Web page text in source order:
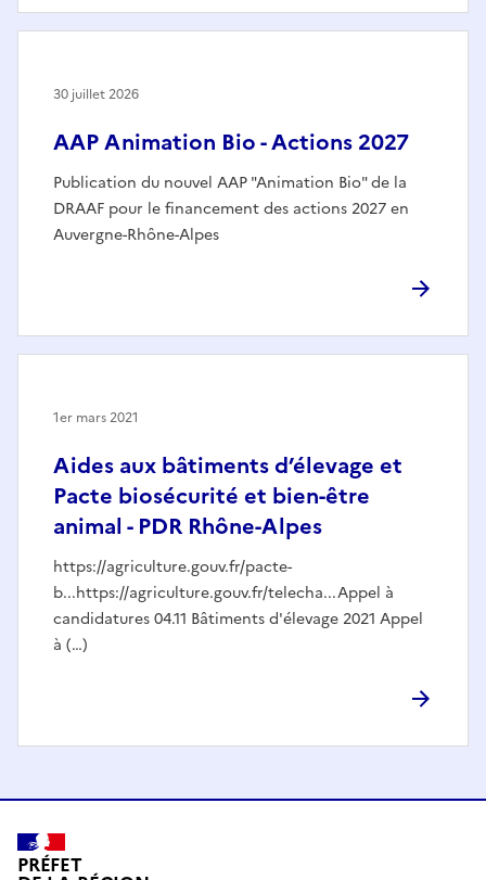
AAP Animation Bio - Actions 2027
Publication du nouvel AAP "Animation Bio" de la
DRAAF pour le financement des actions 2027 en
Auvergne-Rhône-Alpes
30 juillet 2026
Aides aux bâtiments d’élevage et
Pacte biosécurité et bien-être
animal - PDR Rhône-Alpes
https://agriculture.gouv.fr/pacte-
b...https://agriculture.gouv.fr/telecha...Appel à
candidatures 04.11 Bâtiments d'élevage 2021 Appel
à (…)
1er mars 2021
PRÉFET